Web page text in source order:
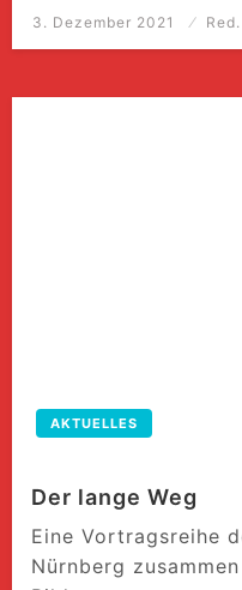
Posted
3. Dezember 2021 Red.
AKTUELLES
Der lange Weg
Eine Vortragsreihe
Nürnberg